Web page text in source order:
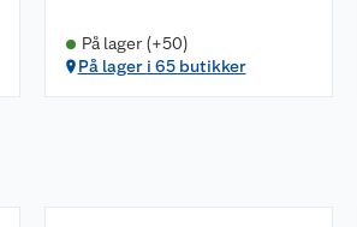
På lager (+50)
På lager i 65 butikker